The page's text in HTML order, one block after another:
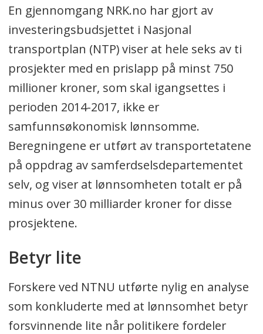
En gjennomgang NRK.no har gjort av
investeringsbudsjettet i Nasjonal
transportplan (NTP) viser at hele seks av ti
prosjekter med en prislapp på minst 750
millioner kroner, som skal igangsettes i
perioden 2014-2017, ikke er
samfunnsøkonomisk lønnsomme.
Beregningene er utført av transportetatene
på oppdrag av samferdselsdepartementet
selv, og viser at lønnsomheten totalt er på
minus over 30 milliarder kroner for disse
prosjektene.
Betyr lite
Forskere ved NTNU utførte nylig en analyse
som konkluderte med at lønnsomhet betyr
forsvinnende lite når politikere fordeler